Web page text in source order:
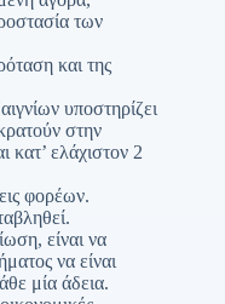
των
και της
υποστηρίζει
στην
κατ’ ελάχιστον 2
φορέων.
είναι να
να είναι
μία άδεια.